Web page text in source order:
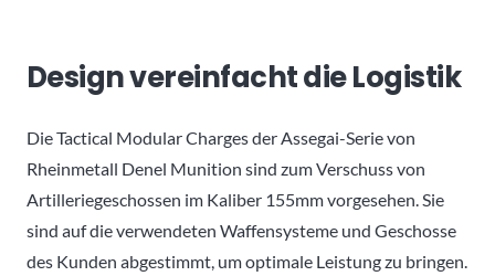
Design vereinfacht die Logistik
Die Tactical Modular Charges der Assegai-Serie von
Rheinmetall Denel Munition sind zum Verschuss von
Artilleriegeschossen im Kaliber 155mm vorgesehen. Sie
sind auf die verwendeten Waffensysteme und Geschosse
des Kunden abgestimmt, um optimale Leistung zu bringen.